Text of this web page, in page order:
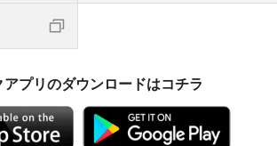
プリのダウンロードはコチラ